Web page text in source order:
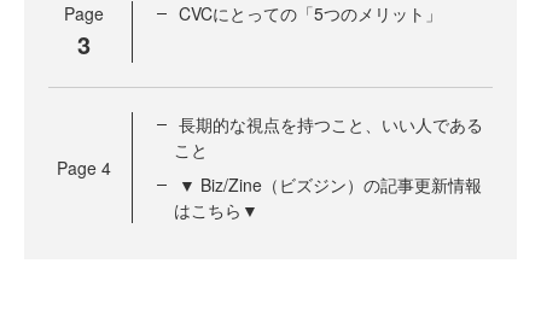
Page
3
CVCにとっての「5つのメリット」
Page 4
長期的な視点を持つこと、いい人である
こと
▼ Biz/Zine（ビズジン）の記事更新情報
はこちら▼